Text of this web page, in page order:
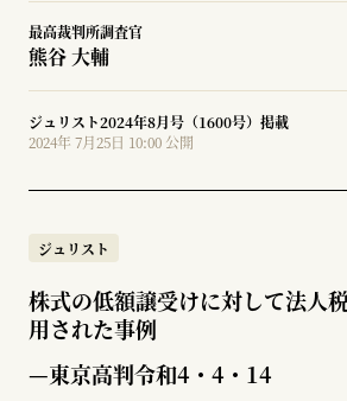
最高裁判所調査官
熊谷 大輔
ジュリスト2024年8月号（1600号）掲載
2024年 7月25日 10:00 公開
ジュリスト
株式の低額譲受けに対して法人
用された事例
—東京高判令和4・4・14